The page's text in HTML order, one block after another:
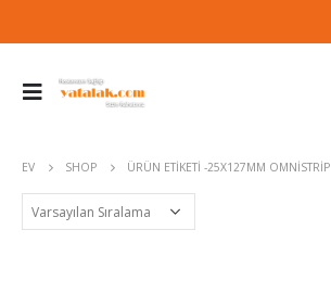
EV SHOP ÜRÜN ETIKETI -25X127MM OMNISTRIP